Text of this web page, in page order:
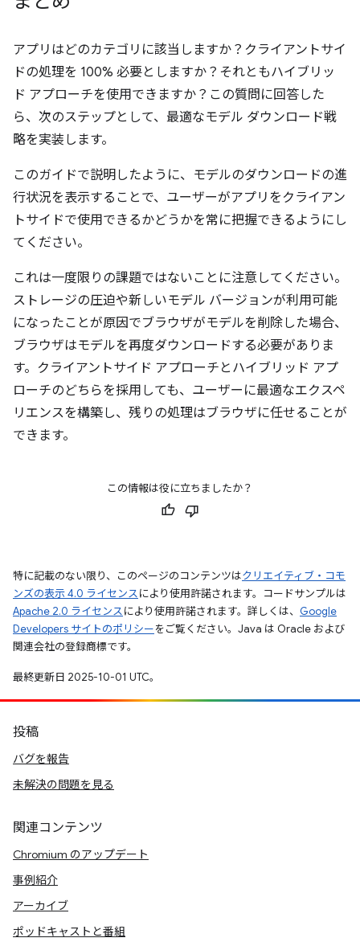
アプリはどのカテゴリに該当しますか？クライアントサイ
ドの処理を 100% 必要としますか？それともハイブリッ
ド アプローチを使用できますか？この質問に回答した
ら、次のステップとして、最適なモデル ダウンロード戦
略を実装します。
このガイドで説明したように、モデルのダウンロードの進
行状況を表示することで、ユーザーがアプリをクライアン
トサイドで使用できるかどうかを常に把握できるようにし
てください。
これは一度限りの課題ではないことに注意してください。
ストレージの圧迫や新しいモデル バージョンが利用可能
になったことが原因でブラウザがモデルを削除した場合、
ブラウザはモデルを再度ダウンロードする必要がありま
す。クライアントサイド アプローチとハイブリッド アプ
ローチのどちらを採用しても、ユーザーに最適なエクスペ
リエンスを構築し、残りの処理はブラウザに任せることが
できます。
この情報は役に立ちましたか？
特に記載のない限り、このページのコンテンツはクリエイティブ・コモ
ンズの表示 4.0 ライセンスにより使用許諾されます。コードサンプルは
Apache 2.0 ライセンスにより使用許諾されます。詳しくは、 Google
Developers サイトのポリシーをご覧ください。Java は Oracle および
関連会社の登録商標です。
最終更新日 2025-10-01 UTC。
投稿
バグを報告
未解決の問題を見る
関連コンテンツ
Chromium のアップデート
事例紹介
アーカイブ
ポッドキャストと番組